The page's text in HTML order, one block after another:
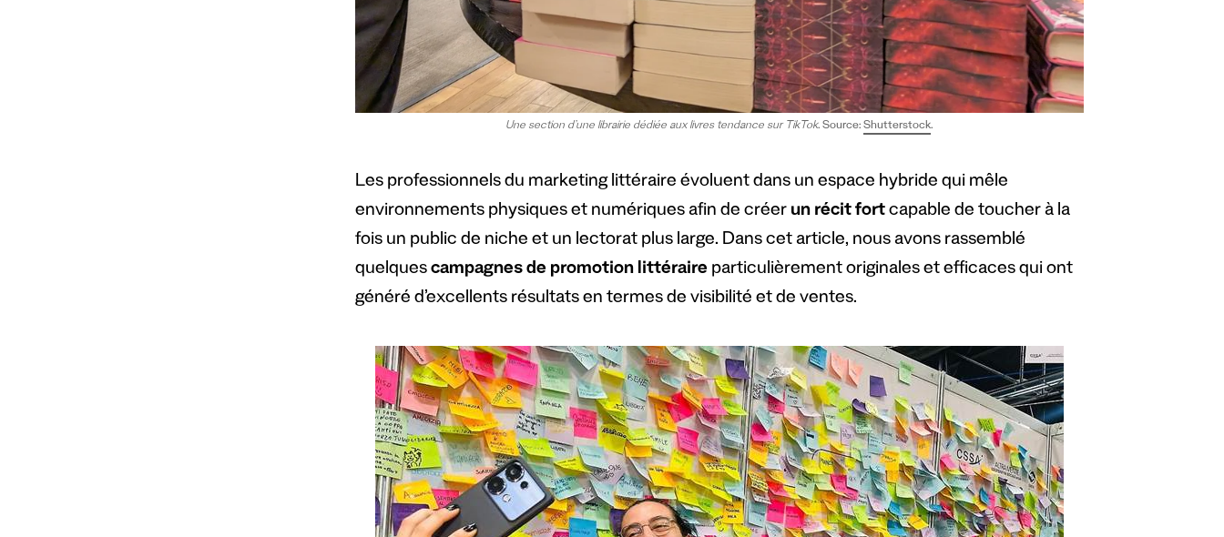
Une section d’une librairie dédiée aux livres tendance sur TikTok. Source: Shutterstock.
Les professionnels du marketing littéraire évoluent dans un espace hybride qui mêle
environnements physiques et numériques afin de créer un récit fortcapable de toucher à la
fois un public de niche et un lectorat plus large. Dans cet article, nous avons rassemblé
quelquescampagnes de promotion littéraire particulièrement originales et efficaces qui ont
généré d’excellents résultats en termes de visibilité et de ventes.